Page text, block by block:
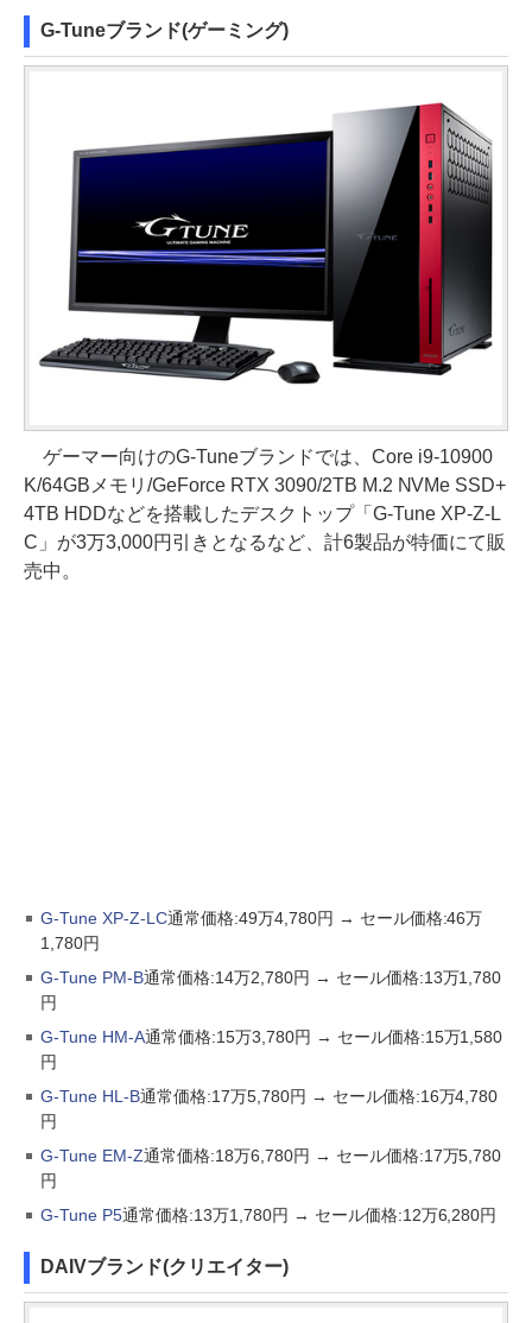
G-Tuneブランド(ゲーミング)
ゲーマー向けのG-Tuneブランドでは、Core i9-10900
K/64GBメモリ/GeForce RTX 3090/2TB M.2 NVMe SSD+
4TB HDDなどを搭載したデスクトップ「G-Tune XP-Z-L
C」が3万3,000円引きとなるなど、計6製品が特価にて販
売中。
G-Tune XP-Z-LC通常価格:49万4,780円 → セール価格:46万
1,780円
G-Tune PM-B通常価格:14万2,780円 → セール価格:13万1,780
円
G-Tune HM-A通常価格:15万3,780円 → セール価格:15万1,580
円
G-Tune HL-B通常価格:17万5,780円 → セール価格:16万4,780
円
G-Tune EM-Z通常価格:18万6,780円 → セール価格:17万5,780
円
G-Tune P5通常価格:13万1,780円 → セール価格:12万6,280円
DAIVブランド(クリエイター)